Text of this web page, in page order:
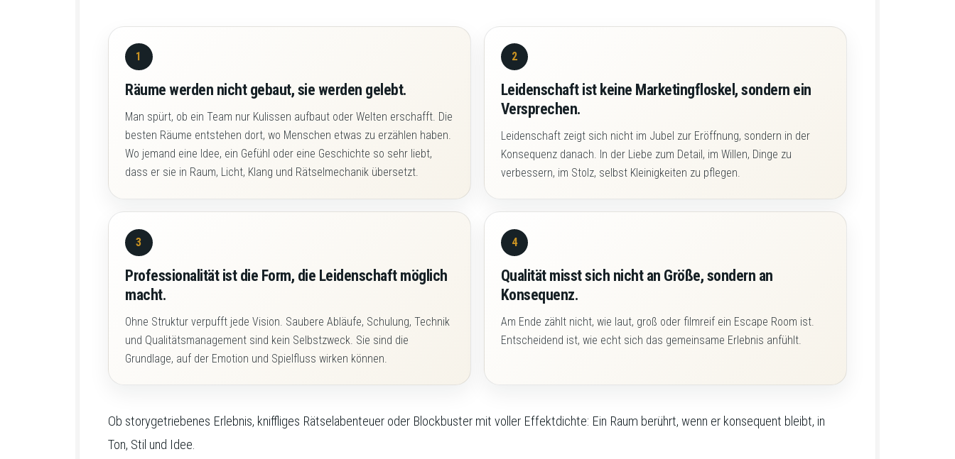
1
Räume werden nicht gebaut, sie werden gelebt.
Man spürt, ob ein Team nur Kulissen aufbaut oder Welten erschafft. Die
besten Räume entstehen dort, wo Menschen etwas zu erzählen haben.
Wo jemand eine Idee, ein Gefühl oder eine Geschichte so sehr liebt,
dass er sie in Raum, Licht, Klang und Rätselmechanik übersetzt.
2
Leidenschaft ist keine Marketingfloskel, sondern ein
Versprechen.
Leidenschaft zeigt sich nicht im Jubel zur Eröffnung, sondern in der
Konsequenz danach. In der Liebe zum Detail, im Willen, Dinge zu
verbessern, im Stolz, selbst Kleinigkeiten zu pflegen.
3
Professionalität ist die Form, die Leidenschaft möglich
macht.
Ohne Struktur verpufft jede Vision. Saubere Abläufe, Schulung, Technik
und Qualitätsmanagement sind kein Selbstzweck. Sie sind die
Grundlage, auf der Emotion und Spielfluss wirken können.
4
Qualität misst sich nicht an Größe, sondern an
Konsequenz.
Am Ende zählt nicht, wie laut, groß oder filmreif ein Escape Room ist.
Entscheidend ist, wie echt sich das gemeinsame Erlebnis anfühlt.
Ob storygetriebenes Erlebnis, kniffliges Rätselabenteuer oder Blockbuster mit voller Effektdichte: Ein Raum berührt, wenn er konsequent bleibt, in
Ton, Stil und Idee.